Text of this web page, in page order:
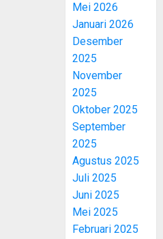
Mei 2026
Januari 2026
Desember
2025
November
2025
Oktober 2025
September
2025
Agustus 2025
Juli 2025
Juni 2025
Mei 2025
Februari 2025